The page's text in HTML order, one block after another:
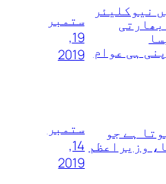
نیوکلیئر
ہی عوام
ستمبر
19,
2019
ہے جو
وزیراعظم
ستمبر
14,
2019